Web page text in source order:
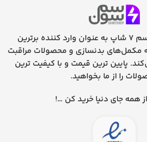
فروشگاه اینترنتی سم 7 شاپ به عنوان وارد کننده برترین
مکمل‌های بدنسازی و محصولات مراقبت
پایین ترین قیمت و با کیفیت ترین
را از ما بخواهید.
همه جای دنیا خرید کن …!